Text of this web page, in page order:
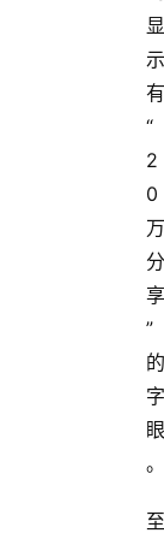
显
示
有
“
2
0
万
分
享
”
的
字
眼
。
至